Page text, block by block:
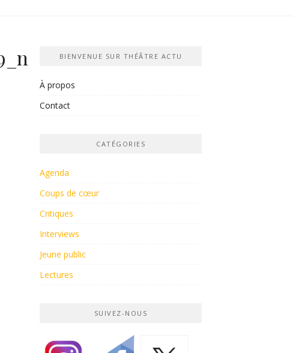
BIENVENUE SUR THÉÂTRE ACTU
À propos
Contact
CATÉGORIES
Agenda
Coups de cœur
Critiques
Interviews
Jeune public
Lectures
SUIVEZ-NOUS